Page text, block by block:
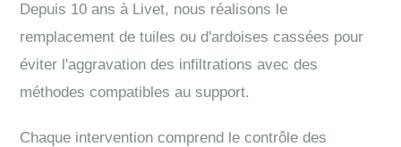
Depuis 10 ans à Livet, nous réalisons le
remplacement de tuiles ou d'ardoises cassées pour
éviter l'aggravation des infiltrations avec des
méthodes compatibles au support.
Chaque intervention comprend le contrôle des